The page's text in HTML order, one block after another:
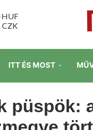
HUF
CZK
ITT ÉS MOST
püspök: